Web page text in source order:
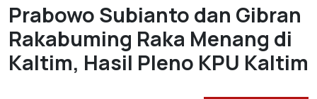
Prabowo Subianto dan Gibran
Rakabuming Raka Menang di
Kaltim, Hasil Pleno KPU Kaltim